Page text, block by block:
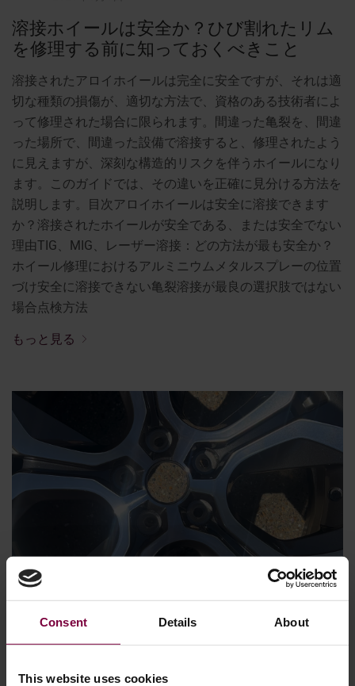
Consent Details About
This website uses cookies
溶接ホイールは安全か？ひび割れたリム
を修理する前に知っておくべきこと
溶接されたアロイホイールは完全に安全ですが、それは適
切な種類の損傷が、適切な方法で、資格のある技術者によ
って修理された場合に限られます。間違った亀裂を、間違
った場所で、間違った設備で溶接すると、修理されたよう
に見えますが、深刻な構造的リスクを伴うホイールになり
ます。このガイドでは、その違いを正確に見分ける方法を
説明します。目次アロイホイールは安全に溶接できます
か？溶接されたホイールが安全である、または安全でない
理由TIG、MIG、レーザー溶接：どの方法が最も安全か？
ホイール修理におけるアルミニウムメタルスプレーの位置
づけ安全に溶接できない亀裂溶接が最良の選択肢ではない
場合点検方法
もっと見る
ダイヤモンドカットホイールの修理方法